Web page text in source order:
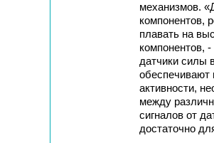
механизмов.
компонентов,
плавать на
компонентов,
датчики силы
обеспечивают
активности,
между
сигналов от
достаточно